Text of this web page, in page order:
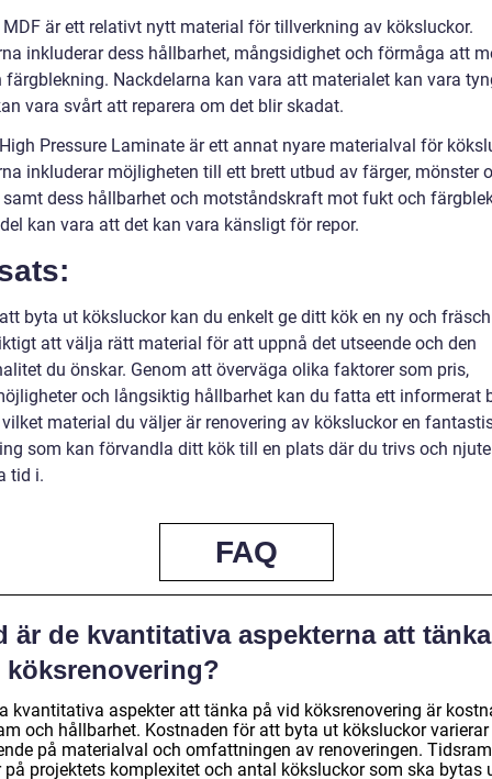
MDF är ett relativt nytt material för tillverkning av köksluckor.
inkluderar dess hållbarhet, mångsidighet och förmåga att
färgblekning. Nackdelarna kan vara att materialet kan vara
vara svårt att reparera om det blir skadat.
Pressure Laminate är ett annat nyare materialval för
inkluderar möjligheten till ett brett utbud av färger, mönster
samt dess hållbarhet och motståndskraft mot fukt och
kan vara att det kan vara känsligt för repor.
byta ut köksluckor kan du enkelt ge ditt kök en ny och
att välja rätt material för att uppnå det utseende och den
du önskar. Genom att överväga olika faktorer som pris,
och långsiktig hållbarhet kan du fatta ett informerat
material du väljer är renovering av köksluckor en
som kan förvandla ditt kök till en plats där du trivs och
tid i.
FAQ
är de kvantitativa aspekterna att
köksrenovering?
kvantitativa aspekter att tänka på vid köksrenovering är
och hållbarhet. Kostnaden för att byta ut köksluckor varierar
på materialval och omfattningen av renoveringen.
på projektets komplexitet och antal köksluckor som ska bytas